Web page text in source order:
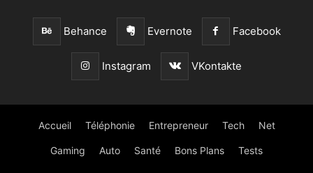
Behance Evernote Facebook
Instagram VKontakte
Accueil Téléphonie Entrepreneur Tech Net
Gaming Auto Santé Bons Plans Tests